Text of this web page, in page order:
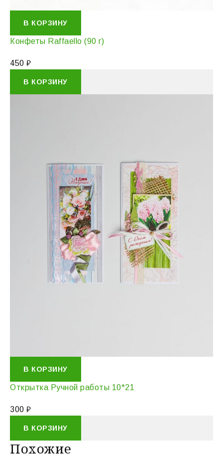
В КОРЗИНУ
Конфеты Raffaello (90 г)
450 ₽
В КОРЗИНУ
В КОРЗИНУ
Открытка Ручной работы 10*21
300 ₽
В КОРЗИНУ
Похожие